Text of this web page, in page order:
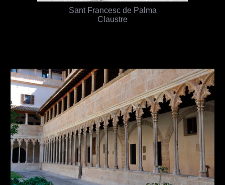
Sant Francesc de Palma
Claustre